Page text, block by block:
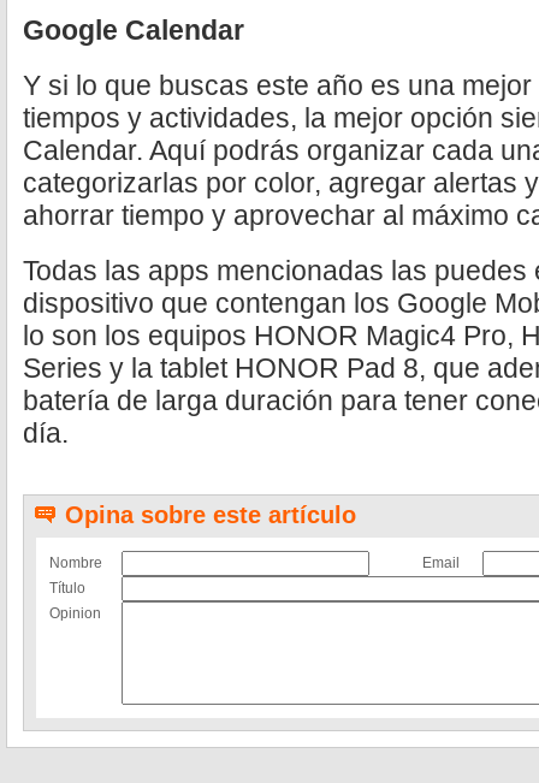
Google Calendar
Y si lo que buscas este año es una
tiempos y actividades, la mejor opción
Calendar. Aquí podrás organizar cada
categorizarlas por color, agregar alertas
ahorrar tiempo y aprovechar al máximo
Todas las apps mencionadas las
dispositivo que contengan los Google
lo son los equipos HONOR Magic4 Pro,
Series y la tablet HONOR Pad 8, que
batería de larga duración para tener
día.
Opina sobre este artículo
Nombre
Email
Título
Opinion